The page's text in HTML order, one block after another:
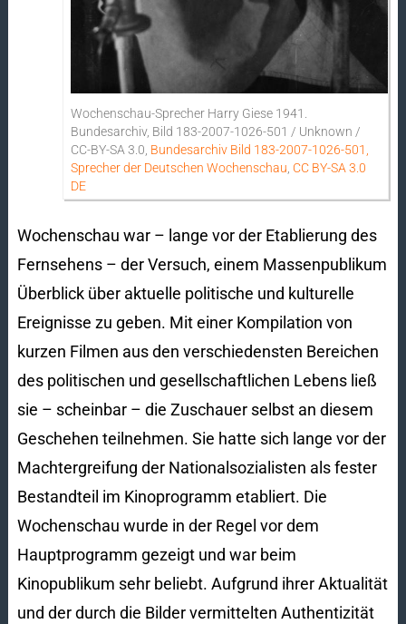
Wochenschau-Sprecher Harry Giese 1941.
Bundesarchiv, Bild 183-2007-1026-501 / Unknown /
CC-BY-SA 3.0, Bundesarchiv Bild 183-2007-1026-501,
Sprecher der Deutschen Wochenschau, CC BY-SA 3.0
DE
Wochenschau war – lange vor der Etablierung des
Fernsehens – der Versuch, einem Massenpublikum
Überblick über aktuelle politische und kulturelle
Ereignisse zu geben. Mit einer Kompilation von
kurzen Filmen aus den verschiedensten Bereichen
des politischen und gesellschaftlichen Lebens ließ
sie – scheinbar – die Zuschauer selbst an diesem
Geschehen teilnehmen. Sie hatte sich lange vor der
Machtergreifung der Nationalsozialisten als fester
Bestandteil im Kinoprogramm etabliert. Die
Wochenschau wurde in der Regel vor dem
Hauptprogramm gezeigt und war beim
Kinopublikum sehr beliebt. Aufgrund ihrer Aktualität
und der durch die Bilder vermittelten Authentizität